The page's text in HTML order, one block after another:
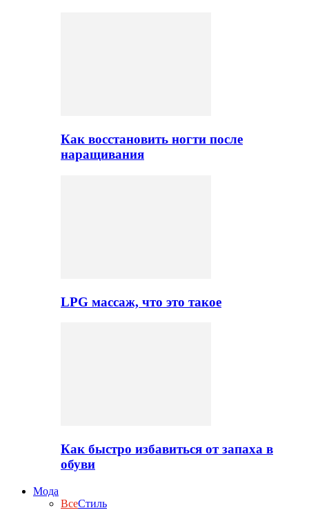
Как восстановить ногти после
наращивания
LPG массаж, что это такое
Как быстро избавиться от запаха в
обуви
Мода
ВсеСтиль